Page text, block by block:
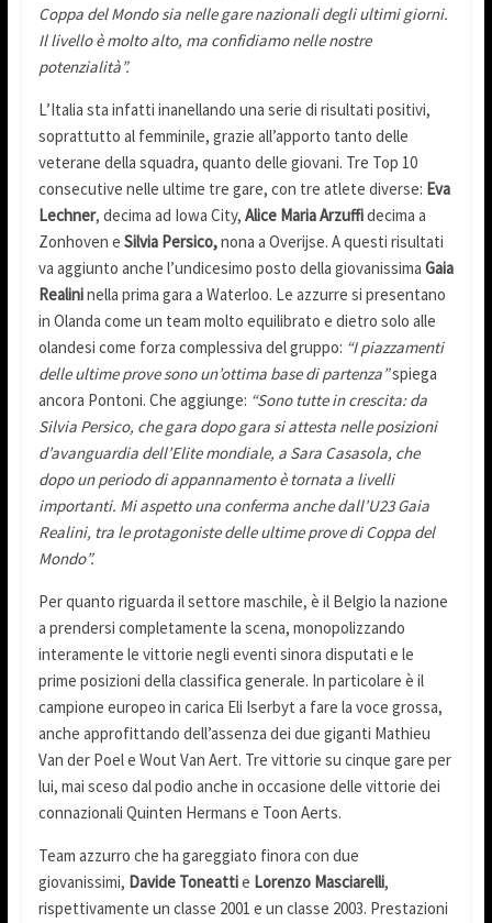
Coppa del Mondo sia nelle gare nazionali degli ultimi giorni.
Il livello è molto alto, ma confidiamo nelle nostre
potenzialità”.
L’Italia sta infatti inanellando una serie di risultati positivi,
soprattutto al femminile, grazie all’apporto tanto delle
veterane della squadra, quanto delle giovani. Tre Top 10
consecutive nelle ultime tre gare, con tre atlete diverse: Eva
Lechner, decima ad Iowa City, Alice Maria Arzuffidecima a
Zonhoven e Silvia Persico,nona a Overijse. A questi risultati
va aggiunto anche l’undicesimo posto della giovanissima Gaia
Realininella prima gara a Waterloo. Le azzurre si presentano
in Olanda come un team molto equilibrato e dietro solo alle
olandesi come forza complessiva del gruppo: “I piazzamenti
delle ultime prove sono un’ottima base di partenza”spiega
ancora Pontoni. Che aggiunge: “Sono tutte in crescita: da
Silvia Persico, che gara dopo gara si attesta nelle posizioni
d’avanguardia dell’Elite mondiale, a Sara Casasola, che
dopo un periodo di appannamento è tornata a livelli
importanti. Mi aspetto una conferma anche dall’U23 Gaia
Realini, tra le protagoniste delle ultime prove di Coppa del
Mondo”.
Per quanto riguarda il settore maschile, è il Belgio la nazione
a prendersi completamente la scena, monopolizzando
interamente le vittorie negli eventi sinora disputati e le
prime posizioni della classifica generale. In particolare è il
campione europeo in carica Eli Iserbyt a fare la voce grossa,
anche approfittando dell’assenza dei due giganti Mathieu
Van der Poel e Wout Van Aert. Tre vittorie su cinque gare per
lui, mai sceso dal podio anche in occasione delle vittorie dei
connazionali Quinten Hermans e Toon Aerts.
Team azzurro che ha gareggiato finora con due
giovanissimi, Davide Toneattie Lorenzo Masciarelli,
rispettivamente un classe 2001 e un classe 2003. Prestazioni